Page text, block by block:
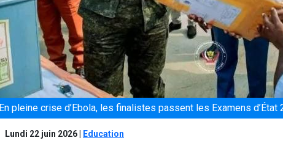
En pleine crise d’Ebola, les finalistes passent les Examens d’État
Lundi 22 juin 2026 Education